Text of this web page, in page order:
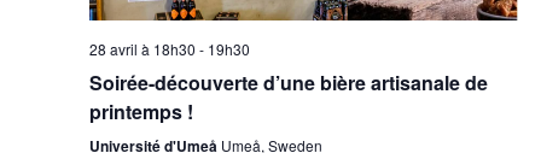
28 avril à 18h30 - 19h30
Soirée-découverte d’une bière artisanale de
printemps !
Université d'Umeå Umeå, Sweden